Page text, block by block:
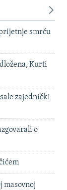
smrću
Kurti
zajednički
o
masovnoj